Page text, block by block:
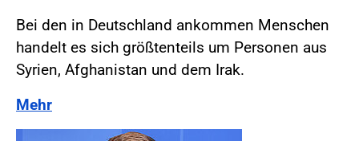
Bei den in Deutschland ankommen Menschen
handelt es sich größtenteils um Personen aus
Syrien, Afghanistan und dem Irak.
Mehr